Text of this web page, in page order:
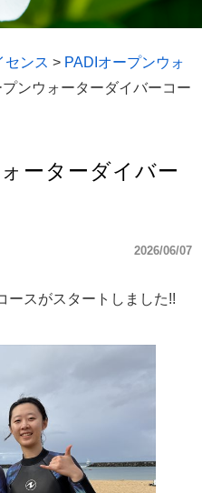
センス > PADIオープンウォ
プンウォーターダイバーコー
ーターダイバー
2026/06/07
ースがスタートしました!!